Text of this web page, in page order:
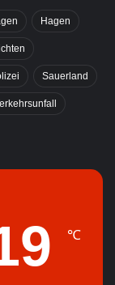
Hagen
Sauerland
℃